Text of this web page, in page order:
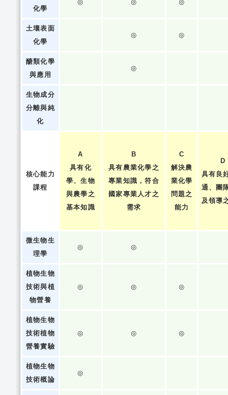
化學
◎ ◎ ◎
土壤表面
化學
◎ ◎
醣類化學
與應用
◎
生物成分
分離與純
化
核心能力
課程
A
具有化
學、生物
與農學之
基本知識
B
具有農業化學之
專業知識，符合
國家專業人才之
需求
C
解決農
業化學
問題之
能力
D
具有良
通、團
及領導
微生物生
理學
◎ ◎
植物生物
技術與植
物營養
◎ ◎ ◎
植物生物
技術植物
營養實驗
◎ ◎ ◎
植物生物
技術概論
◎